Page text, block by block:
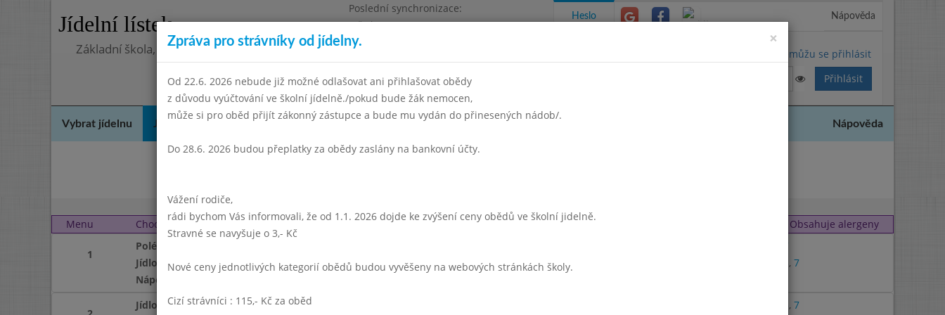
Jídelní lístek
Poslední synchronizace:
Středa 5.8.2026 6:57
Základní škola, Praha 4, Na Líše 16
Heslo Nápověda
Nemůžu se přihlásit
Vybrat jídelnu Jídelní lístek Historie Kontakty a informace Docházka Aktivity Nápověda
Menu
Chod Pondělí 3. 6. 2024 (11:30 - 13:45) Obsahuje alergeny
1
Polévka
Jídlo
Penne s rajčatovou omáčkou , sýr , 7
Nápoj
Jídlo , 7
×
Zpráva pro strávníky od jídelny.
Od 22.6. 2026 nebude již možné odlašovat ani přihlašovat obědy
z důvodu vyúčtování ve školní jídelně./pokud bude žák nemocen,
může si pro oběd přijít zákonný zástupce a bude mu vydán do přinesených nádob/.
Do 28.6. 2026 budou přeplatky za obědy zaslány na bankovní účty.
Vážení rodiče,
rádi bychom Vás informovali, že od 1.1. 2026 dojde ke zvýšení ceny obědů ve školní jidelně.
Stravné se navyšuje o 3,- Kč
Nové ceny jednotlivých kategorií obědů budou vyvěšeny na webových stránkách školy.
Cizí strávníci : 115,- Kč za oběd